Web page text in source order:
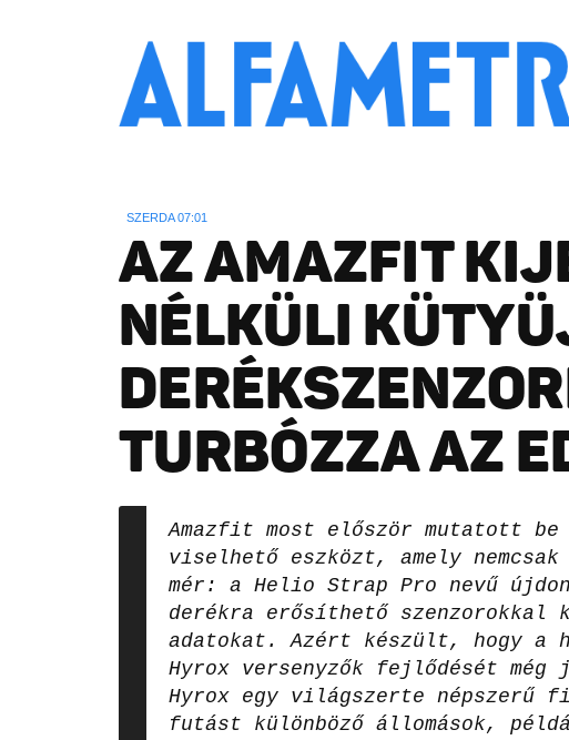
SZERDA 07:01
AZ AMAZFIT
NÉLKÜLI
TURBÓZZA AZ
Amazfit most először mutatott be
viselhető eszközt, amely nemcsak
mér: a Helio Strap Pro nevű
derékra erősíthető szenzorokkal
adatokat. Azért készült, hogy a
Hyrox versenyzők fejlődését még
Hyrox egy világszerte népszerű
futást különböző állomások,